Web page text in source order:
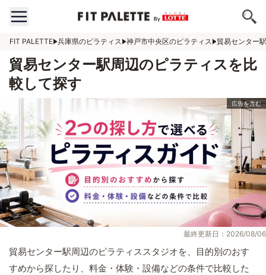
FIT PALETTE 兵庫県のピラティス 神戸市中央区のピラティス 貿易センター
貿易センター駅周辺のピラティスを比
較して探す
最終更新日：2026/08/06
貿易センター駅周辺のピラティススタジオを、目的別のおす
すめから探したり、料金・体験・設備などの条件で比較した